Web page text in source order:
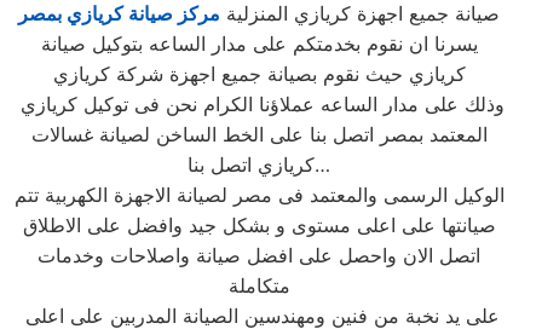
صيانة جميع اجهزة كريازي المنزلية مركز صيانة كريازي بمصر
يسرنا ان نقوم بخدمتكم على مدار الساعه بتوكيل صيانة
كريازي حيث نقوم بصيانة جميع اجهزة شركة كريازي
المعتمد بمصر اتصل بنا على الخط الساخن لصيانة غسالات
كريازي اتصل بنا…
الوكيل الرسمى والمعتمد فى مصر لصيانة الاجهزة الكهربية تتم
صيانتها على اعلى مستوى و بشكل جيد وافضل على الاطلاق
اتصل الان واحصل على افضل صيانة واصلاحات وخدمات
متكاملة